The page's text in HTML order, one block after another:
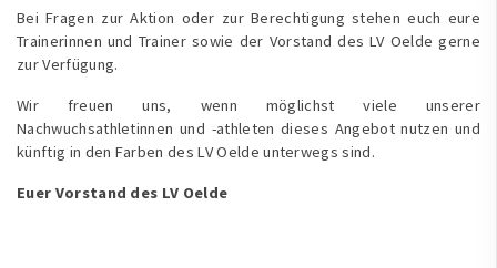
Bei Fragen zur Aktion oder zur Berechtigung stehen euch eure
Trainerinnen und Trainer sowie der Vorstand des LV Oelde gerne
zur Verfügung.
Wir freuen uns, wenn möglichst viele unserer
Nachwuchsathletinnen und -athleten dieses Angebot nutzen und
künftig in den Farben des LV Oelde unterwegs sind.
Euer Vorstand des LV Oelde